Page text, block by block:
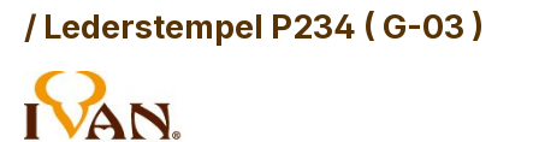
/ Lederstempel P234 ( G-03 )